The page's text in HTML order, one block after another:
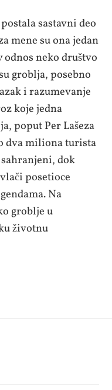
sastavni deo
mene su ona jedan
neko društvo
groblja, posebno
i razumevanje
koje jedna
poput Per Lašeza
dva miliona turista
dok
posetioce
Na
groblje u
životnu